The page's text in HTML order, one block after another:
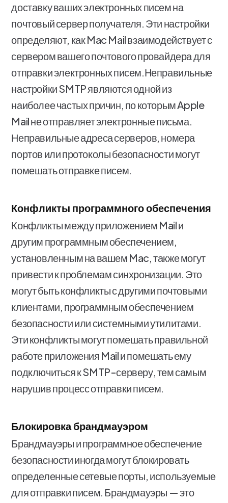
доставку ваших электронных писем на
почтовый сервер получателя. Эти настройки
определяют, как Mac Mail взаимодействует с
сервером вашего почтового провайдера для
отправки электронных писем.Неправильные
настройки SMTP являются одной из
наиболее частых причин, по которым Apple
Mail не отправляет электронные письма.
Неправильные адреса серверов, номера
портов или протоколы безопасности могут
помешать отправке писем.
Конфликты программного обеспечения
Конфликты между приложением Mail и
другим программным обеспечением,
установленным на вашем Mac, также могут
привести к проблемам синхронизации. Это
могут быть конфликты с другими почтовыми
клиентами, программным обеспечением
безопасности или системными утилитами.
Эти конфликты могут помешать правильной
работе приложения Mail и помешать ему
подключиться к SMTP-серверу, тем самым
нарушив процесс отправки писем.
Блокировка брандмауэром
Брандмауэры и программное обеспечение
безопасности иногда могут блокировать
определенные сетевые порты, используемые
для отправки писем. Брандмауэры — это